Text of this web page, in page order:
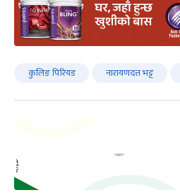
कुलिङ पिरियड नारायणदत्त भट्ट